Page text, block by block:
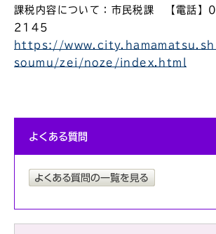
課税内容について：市民税課 【電話
2145
https://
soumu/zei/noze/index.html
よくある質問